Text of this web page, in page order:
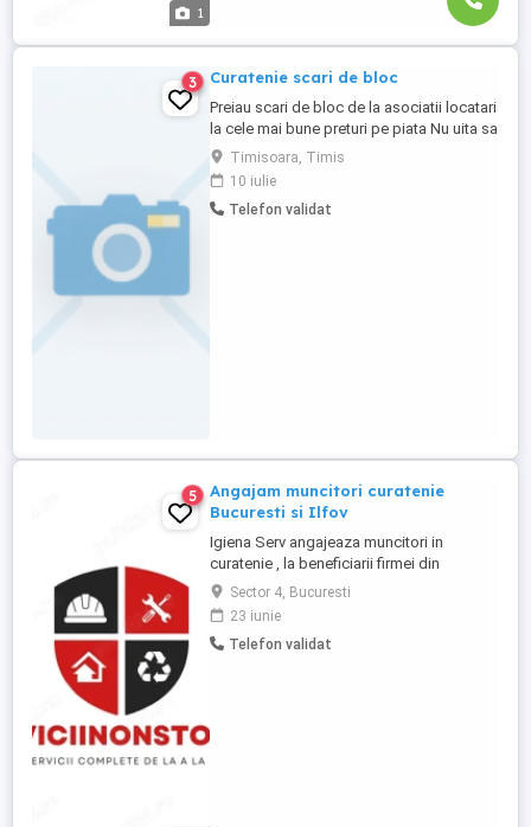
1
3 Curatenie scari de bloc
Preiau scari de bloc de la asociatii locatari
la cele mai bune preturi pe piata Nu uita sa
ma contactezi Clietul nostru stapanul
nostru Doamne ajuta cat mai multi clieti
Timisoara, Timis
10 iulie
Telefon validat
5
Angajam muncitori curatenie
Bucuresti si Ilfov
Igiena Serv angajeaza muncitori in
curatenie , la beneficiarii firmei din
Bucuresti si imprejurimi. Asiguram carte
de munca , transport si salariu la zi. 200lei
zi. Banii se achita in aceeasi zi , seara.
Program 8 ore zi
Sector 4, Bucuresti
23 iunie
Telefon validat